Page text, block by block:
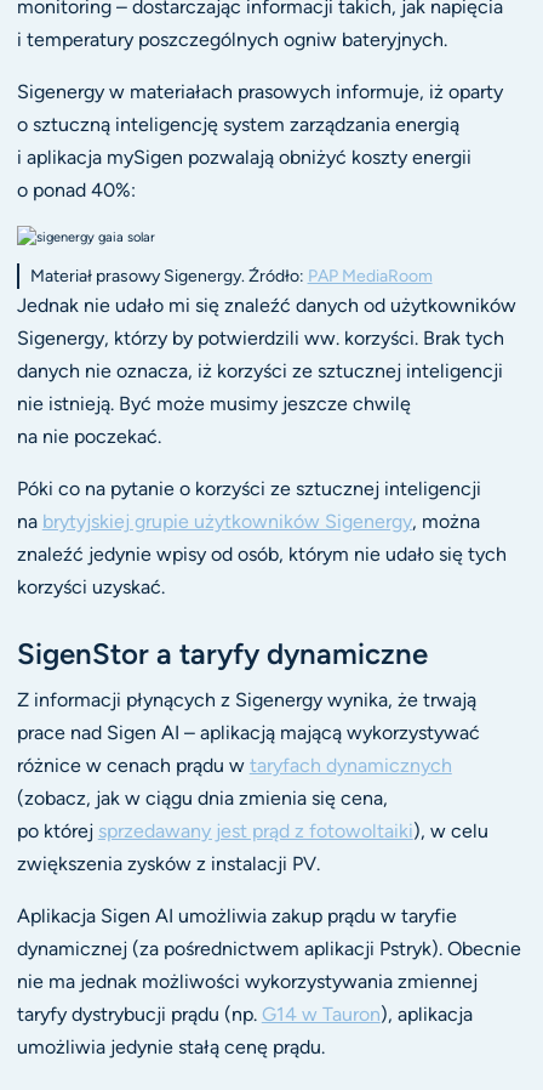
monitoring – dostarczając informacji takich, jak napięcia
i temperatury poszczególnych ogniw bateryjnych.
Sigenergy w materiałach prasowych informuje, iż oparty
o sztuczną inteligencję system zarządzania energią
i aplikacja mySigen pozwalają obniżyć koszty energii
o ponad 40%:
Materiał prasowy Sigenergy. Źródło: PAP MediaRoom
Jednak nie udało mi się znaleźć danych od użytkowników
Sigenergy, którzy by potwierdzili ww. korzyści. Brak tych
danych nie oznacza, iż korzyści ze sztucznej inteligencji
nie istnieją. Być może musimy jeszcze chwilę
na nie poczekać.
Póki co na pytanie o korzyści ze sztucznej inteligencji
na brytyjskiej grupie użytkowników Sigenergy, można
znaleźć jedynie wpisy od osób, którym nie udało się tych
korzyści uzyskać.
SigenStor a taryfy dynamiczne
Z informacji płynących z Sigenergy wynika, że trwają
prace nad Sigen AI – aplikacją mającą wykorzystywać
różnice w cenach prądu w taryfach dynamicznych
(zobacz, jak w ciągu dnia zmienia się cena,
po której sprzedawany jest prąd z fotowoltaiki), w celu
zwiększenia zysków z instalacji PV.
Aplikacja Sigen AI umożliwia zakup prądu w taryfie
dynamicznej (za pośrednictwem aplikacji Pstryk). Obecnie
nie ma jednak możliwości wykorzystywania zmiennej
taryfy dystrybucji prądu (np. G14 w Tauron), aplikacja
umożliwia jedynie stałą cenę prądu.